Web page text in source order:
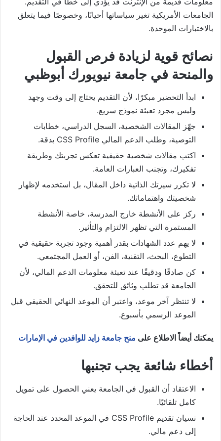
الجامعات الأمريكية تغير سياساتها أحيانًا، وخصوصًا فيما يتعلق
بالاختبارات الموحدة.
نصائح قوية لزيادة فرص القبول
والمنحة في جامعة نيويورك أبوظبي
ابدأ التحضير مبكرًا، لأن التقديم يحتاج إلى وقت وجهد
وليس مجرد تعبئة نموذج سريع.
جهّز المقالات الشخصية، السجل الدراسي، خطابات
التوصية، وطلب الدعم المالي CSS Profile بدقة.
اكتب مقالات شخصية حقيقية تعكس تجربتك وطريقة
تفكيرك، وتجنب العبارات العامة.
لا تكرر سيرتك الذاتية داخل المقال، بل استخدمه لإظهار
شخصيتك واهتماماتك.
ركز على الأنشطة خارج المدرسة، خاصة الأنشطة
المستمرة التي تظهر الالتزام والتأثير.
لا يهم عدد الشهادات بقدر أهمية وجود تجربة حقيقية في
التطوع، البحث، التقنية، الفن، أو العمل المجتمعي.
كن صادقًا ودقيقًا عند تعبئة معلومات الدعم المالي، لأن
الجامعة قد تطلب وثائق للتحقق.
لا تنتظر آخر موعد، واعتبر أن الموعد النهائي الحقيقي قبل
الموعد الرسمي بأسبوع.
يمكنك أيضاً الاطلاع على منح جامعة زايد للوافدين في الإمارات
أخطاء شائعة يجب تجنبها
الاعتقاد أن القبول في الجامعة يعني الحصول على تمويل
كامل تلقائيًا.
نسيان تقديم CSS Profile في الموعد المحدد عند الحاجة
إلى دعم مالي.